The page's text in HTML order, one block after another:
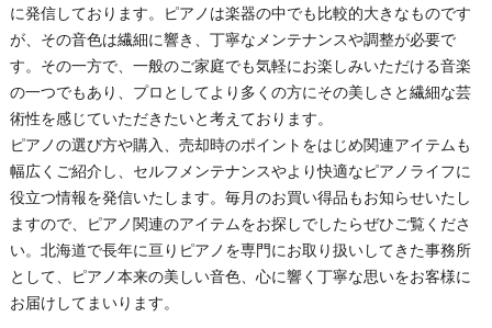
に発信しております。ピアノは楽器の中でも比較的大きなものです
が、その音色は繊細に響き、丁寧なメンテナンスや調整が必要で
す。その一方で、一般のご家庭でも気軽にお楽しみいただける音楽
の一つでもあり、プロとしてより多くの方にその美しさと繊細な芸
術性を感じていただきたいと考えております。
ピアノの選び方や購入、売却時のポイントをはじめ関連アイテムも
幅広くご紹介し、セルフメンテナンスやより快適なピアノライフに
役立つ情報を発信いたします。毎月のお買い得品もお知らせいたし
ますので、ピアノ関連のアイテムをお探しでしたらぜひご覧くださ
い。北海道で長年に亘りピアノを専門にお取り扱いしてきた事務所
として、ピアノ本来の美しい音色、心に響く丁寧な思いをお客様に
お届けしてまいります。